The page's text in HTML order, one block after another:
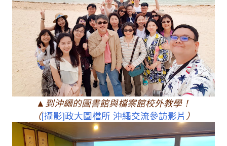
▲到沖繩的圖書館與檔案館校外教學！
（[攝影]政大圖檔所 沖繩交流參訪影片 ）